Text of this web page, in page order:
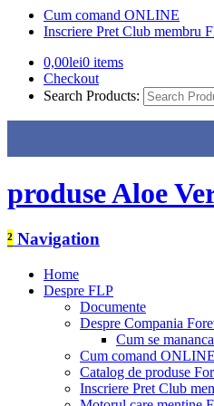
Cum comand ONLINE
Inscriere Pret Club membru
0,00lei0 items
Checkout
Search Products:
produse Aloe
² Navigation
Home
Despre FLP
Documente
Despre Compania
Cum se
Cum comand ONLINE
Catalog de produse
Inscriere Pret Club